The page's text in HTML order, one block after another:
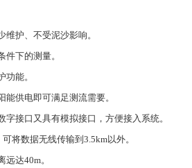
护、不受泥沙影响。
下的测量。
能。
供电即可满足测流需要。
接口又具有模拟接口，方便接入系统。
数据无线传输到3.5km以外。
达40m。